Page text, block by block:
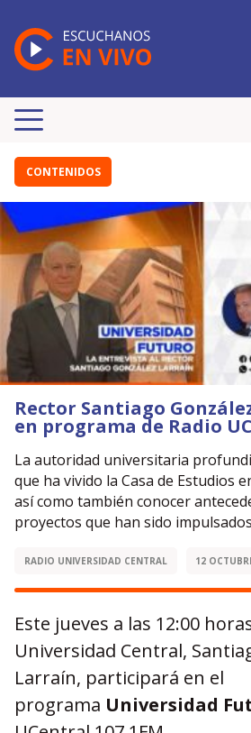
CONTENIDOS
Rector Santiago
en programa de Radio
La autoridad universitaria
que ha vivido la Casa de Estudios
así como también conocer
proyectos que han sido
RADIO UNIVERSIDAD CENTRAL 12
Este jueves a las 12:00
Universidad Central,
Larraín, participará en el
programa Universidad